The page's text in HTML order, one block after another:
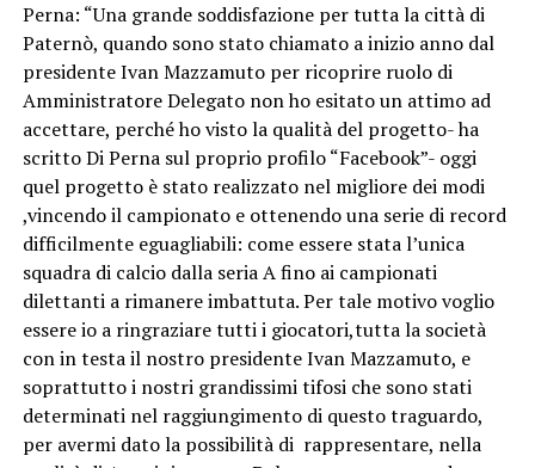
Perna: “Una grande soddisfazione per tutta la città di
Paternò, quando sono stato chiamato a inizio anno dal
presidente Ivan Mazzamuto per ricoprire ruolo di
Amministratore Delegato non ho esitato un attimo ad
accettare, perché ho visto la qualità del progetto- ha
scritto Di Perna sul proprio profilo “Facebook”- oggi
quel progetto è stato realizzato nel migliore dei modi
,vincendo il campionato e ottenendo una serie di record
difficilmente eguagliabili: come essere stata l’unica
squadra di calcio dalla seria A fino ai campionati
dilettanti a rimanere imbattuta. Per tale motivo voglio
essere io a ringraziare tutti i giocatori,tutta la società
con in testa il nostro presidente Ivan Mazzamuto, e
soprattutto i nostri grandissimi tifosi che sono stati
determinati nel raggiungimento di questo traguardo,
per avermi dato la possibilità di rappresentare, nella